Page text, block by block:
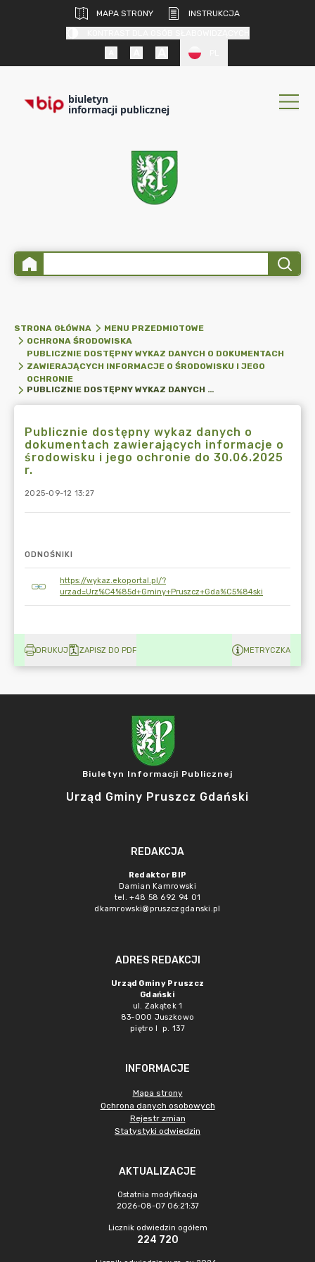
MAPA STRONY
INSTRUKCJA
biuletyn
informacji publicznej
STRONA GŁÓWNA
MENU PRZEDMIOTOWE
OCHRONA ŚRODOWISKA
PUBLICZNIE DOSTĘPNY WYKAZ DANYCH O DOKUMENTACH
ZAWIERAJĄCYCH INFORMACJE O ŚRODOWISKU I JEGO
OCHRONIE
PUBLICZNIE DOSTĘPNY WYKAZ DANYCH O DOKUMENTACH ZAWIERAJĄCYCH INFORMACJE O ŚRODOWISKU I JEGO OCHRONIE DO 30.06.2025 R.
Publicznie dostępny wykaz danych o
dokumentach zawierających informacje o
środowisku i jego ochronie do 30.06.2025
r.
2025-09-12 13:27
ODNOŚNIKI
https://wykaz.ekoportal.pl/?
urzad=Urz%C4%85d+Gminy+Pruszcz+Gda%C5%84ski
DRUKUJ ZAPISZ DO PDF METRYCZKA
Biuletyn Informacji Publicznej
Urząd Gminy Pruszcz Gdański
REDAKCJA
Redaktor BIP
Damian Kamrowski
tel. +48 58 692 94 01
dkamrowski@pruszczgdanski.pl
ADRES REDAKCJI
Urząd Gminy Pruszcz
Gdański
ul. Zakątek 1
83-000 Juszkowo
piętro I p. 137
INFORMACJE
Mapa strony
Ochrona danych osobowych
Rejestr zmian
Statystyki odwiedzin
AKTUALIZACJE
Ostatnia modyfikacja
2026-08-07 06:21:37
Licznik odwiedzin ogółem
224 720